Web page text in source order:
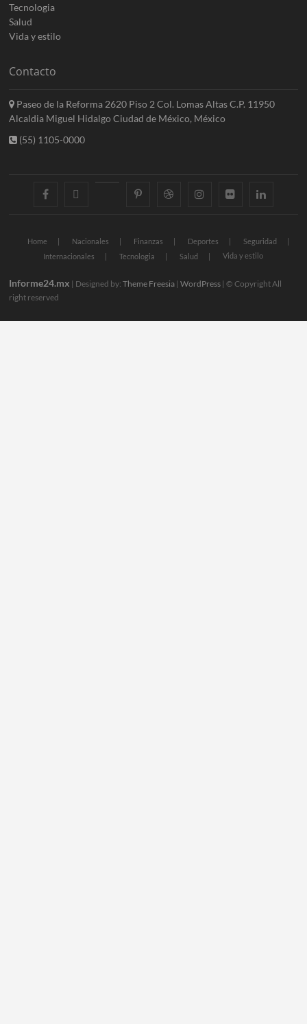
Tecnologia
Salud
Vida y estilo
Contacto
Paseo de la Reforma 2620 Piso 2 Col. Lomas Altas C.P. 11950
Alcaldia Miguel Hidalgo Ciudad de México, México
(55) 1105-0000
facebook googlepluspinterestdribbble instagramflickr linkedin
Home Nacionales Finanzas Deportes
Seguridad
Internacionales
Tecnologia Salud Vida y estilo
Informe24.mx | Designed by:Theme Freesia |WordPress | © Copyright All
right reserved